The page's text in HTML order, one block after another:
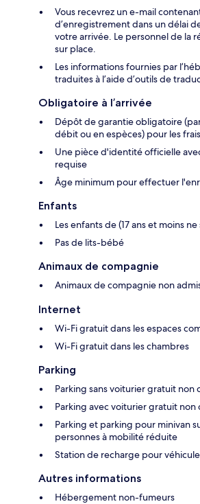
Vous recevrez un e-mail
d’enregistrement dans un délai
votre arrivée. Le personnel de la
sur place.
Les informations fournies par
traduites à l’aide d’outils de
Obligatoire à l’arrivée
Dépôt de garantie obligatoire
débit ou en espèces) pour les
Une pièce d'identité officielle
requise
Âge minimum pour effectuer
Enfants
Les enfants de (17 ans et moins
Pas de lits-bébé
Animaux de compagnie
Animaux de compagnie non
Internet
Wi-Fi gratuit dans les espaces
Wi-Fi gratuit dans les chambres
Parking
Parking sans voiturier gratuit non
Parking avec voiturier gratuit non
Parking et parking pour minivan
personnes à mobilité réduite
Station de recharge pour
Autres informations
Hébergement non-fumeurs